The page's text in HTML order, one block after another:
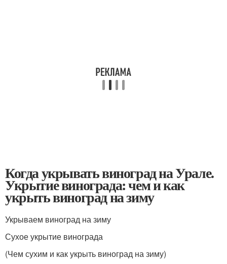
Когда укрывать виноград на Урале.
Укрытие винограда: чем и как
укрыть виноград на зиму
Укрываем виноград на зиму
Сухое укрытие винограда
(Чем сухим и как укрыть виноград на зиму)